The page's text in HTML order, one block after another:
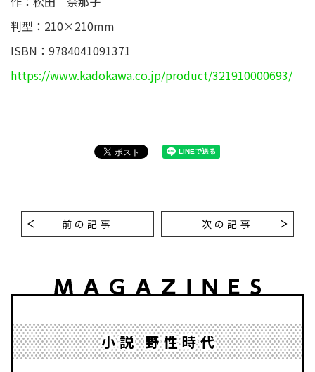
判型：210×210mm
ISBN：9784041091371
https://www.kadokawa.co.jp/product/321910000693/
前の記事 次の記事
小説 野性時代